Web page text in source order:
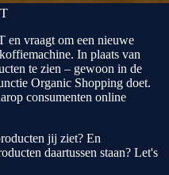
en vraagt om een nieuwe
In plaats van
te zien – gewoon in de
Organic Shopping doet.
consumenten online
jij ziet? En
daartussen staan? Let's